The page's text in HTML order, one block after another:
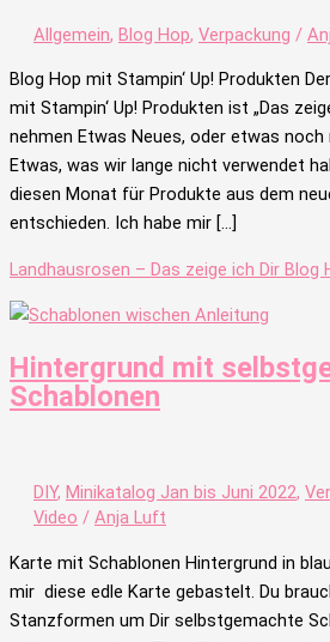
Allgemein, Blog Hop, Verpackung /
Blog Hop mit Stampin‘ Up! Produkten
mit Stampin‘ Up! Produkten ist „Das
nehmen Etwas Neues, oder etwas
Etwas, was wir lange nicht verwendet
diesen Monat für Produkte aus dem
entschieden. Ich habe mir […]
Landhausrosen – Das zeige ich Dir Blog
Hintergrund mit
Schablonen
DIY, Minikatalog Jan bis Juni 2022,
Video / Anja Luft
Karte mit Schablonen Hintergrund in
mir diese edle Karte gebastelt. Du
Stanzformen um Dir selbstgemachte